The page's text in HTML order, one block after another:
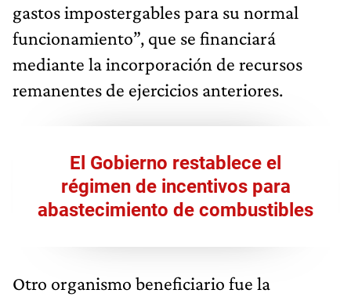
gastos impostergables para su normal
funcionamiento”, que se financiará
mediante la incorporación de recursos
remanentes de ejercicios anteriores.
El Gobierno restablece el
régimen de incentivos para
abastecimiento de combustibles
Otro organismo beneficiario fue la